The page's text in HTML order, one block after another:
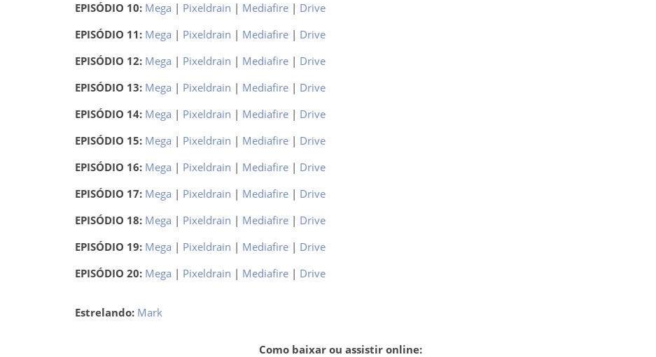
EPISÓDIO 10: Mega | Pixeldrain | Mediafire| Drive
EPISÓDIO 11: Mega | Pixeldrain | Mediafire| Drive
EPISÓDIO 12: Mega | Pixeldrain | Mediafire| Drive
EPISÓDIO 13: Mega | Pixeldrain | Mediafire| Drive
EPISÓDIO 14: Mega | Pixeldrain | Mediafire| Drive
EPISÓDIO 15: Mega | Pixeldrain | Mediafire| Drive
EPISÓDIO 16: Mega | Pixeldrain | Mediafire| Drive
EPISÓDIO 17: Mega | Pixeldrain | Mediafire| Drive
EPISÓDIO 18: Mega | Pixeldrain | Mediafire| Drive
EPISÓDIO 19: Mega | Pixeldrain | Mediafire| Drive
EPISÓDIO 20: Mega | Pixeldrain | Mediafire| Drive
Estrelando: Mark
Como baixar ou assistir online: